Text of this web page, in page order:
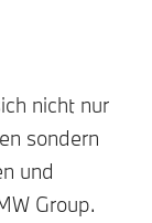
nicht nur
sondern
und
Group.